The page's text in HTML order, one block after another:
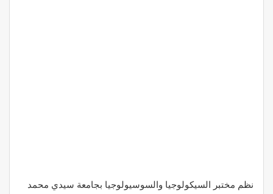
نظم مختبر السيكولوجيا والسوسيولوجيا بجامعة سيدي محمد